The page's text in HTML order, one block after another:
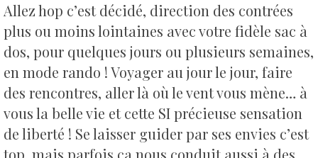
Allez hop c’est décidé, direction des contrées
plus ou moins lointaines avec votre fidèle sac à
dos, pour quelques jours ou plusieurs semaines,
en mode rando ! Voyager au jour le jour, faire
des rencontres, aller là où le vent vous mène… à
vous la belle vie et cette SI précieuse sensation
de liberté ! Se laisser guider par ses envies c’est